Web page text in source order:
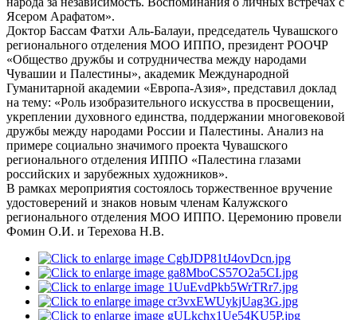
Ясером Арафатом».
Доктор Бассам Фатхи Аль-Балауи, председатель Чувашского
регионального отделения МОО ИППО, президент РООЧР
«Общество дружбы и сотрудничества между народами
Чувашии и Палестины», академик Международной
Гуманитарной академии «Европа-Азия», представил доклад
на тему: «Роль изобразительного искусства в просвещении,
укреплении духовного единства, поддержании многовековой
дружбы между народами России и Палестины. Анализ на
примере социально значимого проекта Чувашского
регионального отделения ИППО «Палестина глазами
российских и зарубежных художников».
В рамках мероприятия состоялось торжественное вручение
удостоверений и знаков новым членам Калужского
регионального отделения МОО ИППО. Церемонию провели
Фомин О.И. и Терехова Н.В.